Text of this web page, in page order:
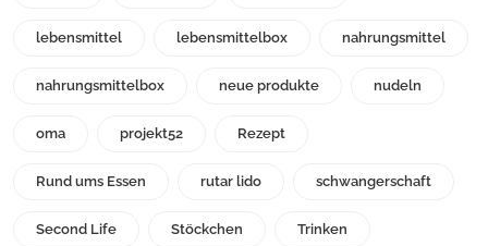
lebensmittel lebensmittelbox nahrungsmittel
nahrungsmittelbox neue produkte nudeln
oma projekt52 Rezept
Rund ums Essen rutar lido schwangerschaft
Second Life Stöckchen Trinken